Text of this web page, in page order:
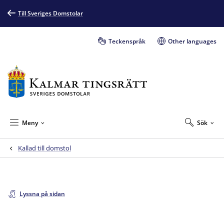
Till Sveriges Domstolar
Teckenspråk Other languages
Sök
Meny
Kallad till domstol
Lyssna på sidan